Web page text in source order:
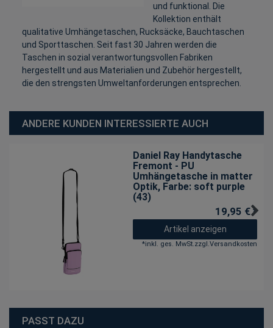
und funktional. Die
Kollektion enthält
qualitative Umhängetaschen, Rucksäcke, Bauchtaschen
und Sporttaschen. Seit fast 30 Jahren werden die
Taschen in sozial verantwortungsvollen Fabriken
hergestellt und aus Materialien und Zubehör hergestellt,
die den strengsten Umweltanforderungen entsprechen.
ANDERE KUNDEN INTERESSIERTE AUCH
Daniel Ray Handytasche
Fremont - PU
Umhängetasche in matter
Optik, Farbe: soft purple
(43)
19,95 € *
Artikel anzeigen
*inkl. ges. MwSt.zzgl.Versandkosten
PASST DAZU